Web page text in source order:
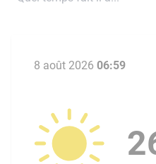
8 août 2026 06:59